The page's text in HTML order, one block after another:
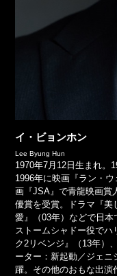
イ・ビョンホン
Lee Byung Hun
1970年7月12日生まれ。
1996年に映画『ラン・
画『JSA』で青龍映画賞
優賞を受賞。ドラマ『
愛』（03年）などで日
ストームシャドー役で
ク2リベンジ』（13年）
ーター：新起動／ジェ
躍。その他のおもな出演